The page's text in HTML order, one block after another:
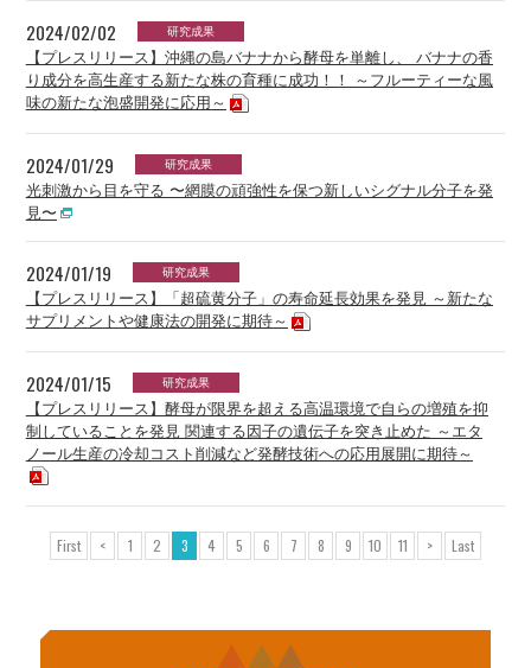
2024/02/02 研究成果
【プレスリリース】沖縄の島バナナから酵母を単離し、 バナナの香
り成分を高生産する新たな株の育種に成功！！ ～フルーティーな風
味の新たな泡盛開発に応用～
2024/01/29 研究成果
光刺激から目を守る 〜網膜の頑強性を保つ新しいシグナル分子を発
見〜
2024/01/19 研究成果
【プレスリリース】「超硫黄分子」の寿命延長効果を発見 ～新たな
サプリメントや健康法の開発に期待～
2024/01/15 研究成果
【プレスリリース】酵母が限界を超える高温環境で自らの増殖を抑
制していることを発見 関連する因子の遺伝子を突き止めた ～エタ
ノール生産の冷却コスト削減など発酵技術への応用展開に期待～
First < 1 2 3 4 5 6 7 8 9 10 11 > Last